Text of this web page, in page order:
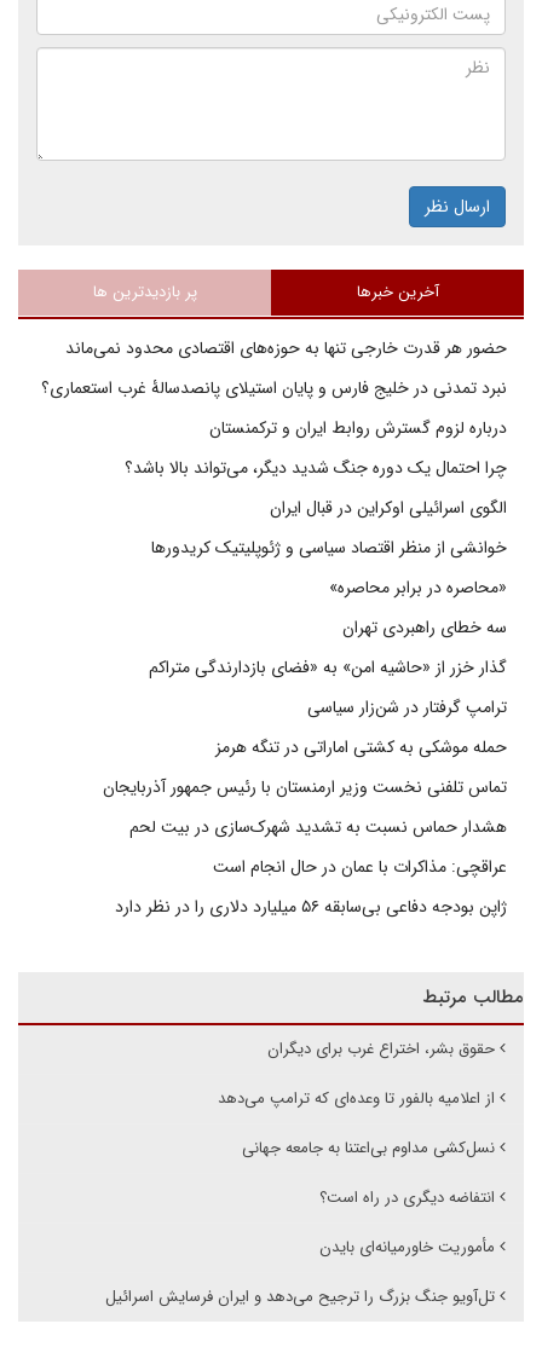
ارسال نظر
آخرین خبرها پر بازدیدترین ها
حضور هر قدرت خارجی تنها به حوزه‌های اقتصادی محدود نمی‌ماند
نبرد تمدنی در خلیج فارس و پایان استیلای پانصدسالۀ غرب استعماری؟
درباره لزوم گسترش روابط ایران و ترکمنستان
چرا احتمال یک دوره جنگ شدید دیگر، می‌تواند بالا باشد؟
الگوی اسرائیلی اوکراین در قبال ایران
خوانشی از منظر اقتصاد سیاسی و ژئوپلیتیک کریدورها
«محاصره در برابر محاصره»
سه خطای راهبردی تهران
گذار خزر از «حاشیه امن» به «فضای بازدارندگی متراکم
ترامپ گرفتار در شن‌زار سیاسی
حمله موشکی به کشتی اماراتی در تنگه هرمز
تماس تلفنی نخست وزیر ارمنستان با رئیس جمهور آذربایجان
هشدار حماس نسبت به تشدید شهرک‌سازی در بیت‌ لحم
عراقچی: مذاکرات با عمان در حال انجام است
ژاپن بودجه دفاعی بی‌سابقه ۵۶ میلیارد دلاری را در نظر دارد
مطالب مرتبط
حقوق بشر، اختراع غرب برای دیگران
از اعلامیه بالفور تا وعده‌ای که ترامپ می‌دهد
نسل‌کشی مداوم بی‌اعتنا به جامعه جهانی
انتفاضه دیگری در راه است؟
مأموریت خاورمیانه‌ای بایدن
تل‌آویو جنگ بزرگ را ترجیح می‌دهد و ایران فرسایش اسرائیل